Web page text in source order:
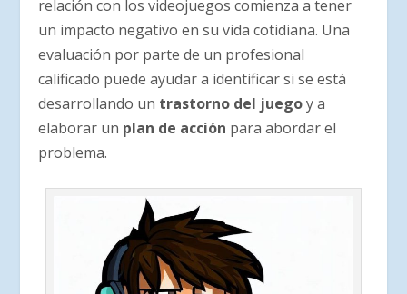
relación con los videojuegos comienza a tener
un impacto negativo en su vida cotidiana. Una
evaluación por parte de un profesional
calificado puede ayudar a identificar si se está
desarrollando un trastorno del juegoy a
elaborar un plan de acción para abordar el
problema.